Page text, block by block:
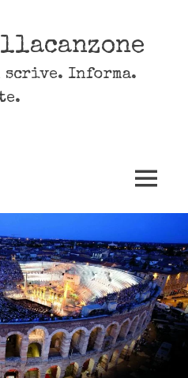
scrive. Informa.
MENU